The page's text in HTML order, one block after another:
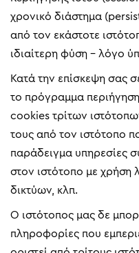
χρονικό διάστημα
από τον εκάστοτε
ιδιαίτερη φύση – λόγο
Κατά την επίσκεψη σας
το πρόγραμμα
cookies τρίτων
τους από τον ιστότοπο
παράδειγμα υπηρεσίες
στον ιστότοπο με
δικτύων, κλπ.
Ο ιστότοπος μας δε
πληροφορίες που